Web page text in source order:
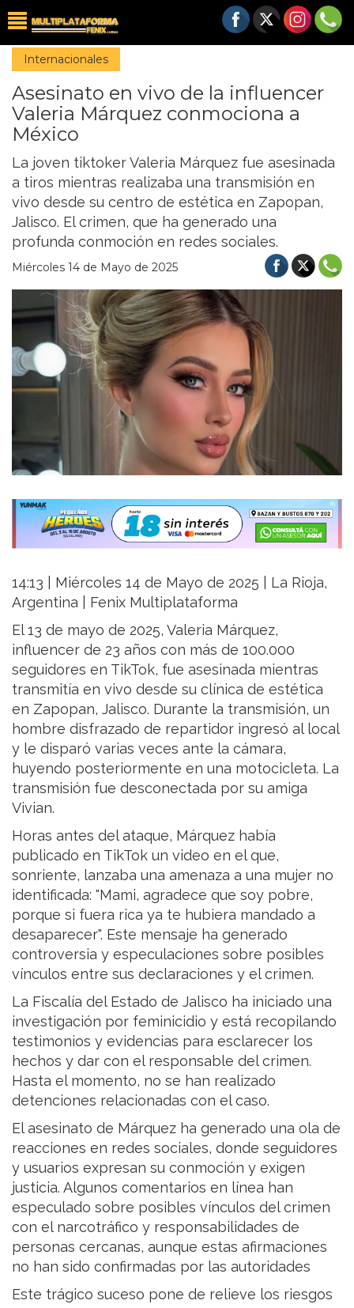
Internacionales
Asesinato en vivo de la influencer
Valeria Márquez conmociona a
México
La joven tiktoker Valeria Márquez fue asesinada
a tiros mientras realizaba una transmisión en
vivo desde su centro de estética en Zapopan,
Jalisco. El crimen, que ha generado una
profunda conmoción en redes sociales.
Miércoles 14 de Mayo de 2025
14:13 | Miércoles 14 de Mayo de 2025 | La Rioja,
Argentina | Fenix Multiplataforma
El 13 de mayo de 2025, Valeria Márquez,
influencer de 23 años con más de 100.000
seguidores en TikTok, fue asesinada mientras
transmitía en vivo desde su clínica de estética
en Zapopan, Jalisco. Durante la transmisión, un
hombre disfrazado de repartidor ingresó al local
y le disparó varias veces ante la cámara,
huyendo posteriormente en una motocicleta. La
transmisión fue desconectada por su amiga
Vivian.
Horas antes del ataque, Márquez había
publicado en TikTok un video en el que,
sonriente, lanzaba una amenaza a una mujer no
identificada: "Mami, agradece que soy pobre,
porque si fuera rica ya te hubiera mandado a
desaparecer". Este mensaje ha generado
controversia y especulaciones sobre posibles
vínculos entre sus declaraciones y el crimen.
La Fiscalía del Estado de Jalisco ha iniciado una
investigación por feminicidio y está recopilando
testimonios y evidencias para esclarecer los
hechos y dar con el responsable del crimen.
Hasta el momento, no se han realizado
detenciones relacionadas con el caso.
El asesinato de Márquez ha generado una ola de
reacciones en redes sociales, donde seguidores
y usuarios expresan su conmoción y exigen
justicia. Algunos comentarios en línea han
especulado sobre posibles vínculos del crimen
con el narcotráfico y responsabilidades de
personas cercanas, aunque estas afirmaciones
no han sido confirmadas por las autoridades
Este trágico suceso pone de relieve los riesgos